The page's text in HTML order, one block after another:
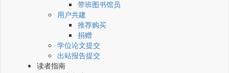
带班图书馆员
用户共建
推荐购买
捐赠
学位论文提交
出站报告提交
读者指南